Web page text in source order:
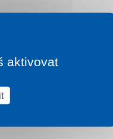
aktivovat